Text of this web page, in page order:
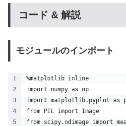
コード & 解説
モジュールのインポート
%matplotlib inline
import numpy as np
import matplotlib.pyplot as
from PIL import Image
from scipy.ndimage import